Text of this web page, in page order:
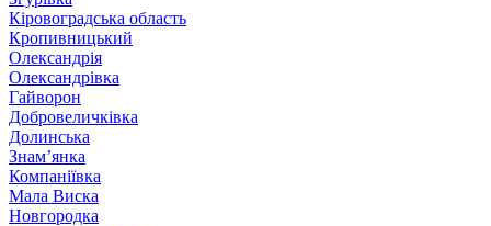
Кіровоградська область
Кропивницький
Олександрія
Олександрівка
Гайворон
Добровеличківка
Долинська
Знам’янка
Компаніївка
Мала Виска
Новгородка